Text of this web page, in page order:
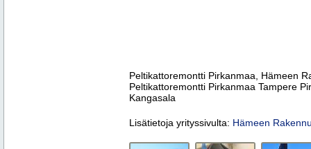
Peltikattoremontti Pirkanmaa, Hämeen
Peltikattoremontti Pirkanmaa Tampere
Kangasala
Lisätietoja yrityssivulta: Hämeen